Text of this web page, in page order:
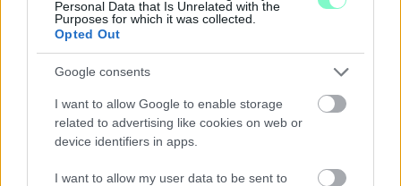
Personal Data that Is Unrelated with the
Purposes for which it was collected.
Opted Out
Google consents
I want to allow Google to enable storage
related to advertising like cookies on web or
device identifiers in apps.
I want to allow my user data to be sent to